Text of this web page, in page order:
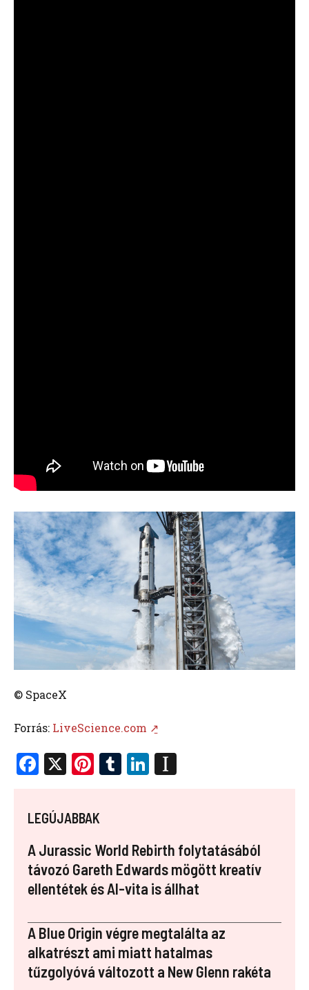
© SpaceX
Forrás: LiveScience.com ↗̱
F
ce
b
o
o
k
X Pi
er
es
t
T
r
Li
dI
n
a
p
er
LEGÚJABBAK
A Jurassic World Rebirth folytatásából
távozó Gareth Edwards mögött kreatív
ellentétek és AI-vita is állhat
A Blue Origin végre megtalálta az
alkatrészt ami miatt hatalmas
tűzgolyóvá változott a New Glenn rakéta